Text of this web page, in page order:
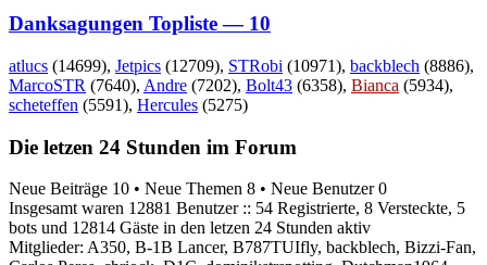
Danksagungen Topliste — 10
atlucs (14699), Jetpics (12709), STRobi (10971), backblech (8886),
MarcoSTR (7640), Andre (7202), Bolt43 (6358), Bianca (5934),
scheteffen (5591), Hercules (5275)
Die letzen 24 Stunden im Forum
Neue Beiträge 10 • Neue Themen 8 • Neue Benutzer 0
Insgesamt waren 12881 Benutzer :: 54 Registrierte, 8 Versteckte, 5
bots und 12814 Gäste in den letzen 24 Stunden aktiv
Mitglieder: A350, B-1B Lancer, B787TUIfly, backblech, Bizzi-Fan,